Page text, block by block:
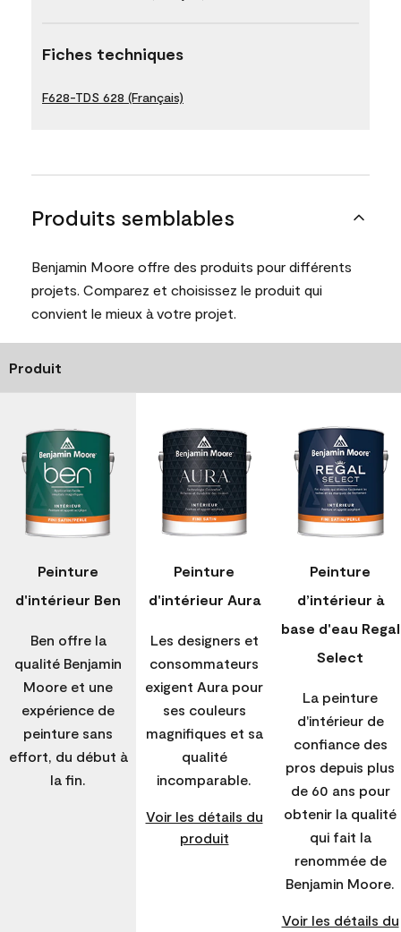
Fiches techniques
F628-TDS 628 (Français)
Produits semblables
Benjamin Moore offre des produits pour différents
projets. Comparez et choisissez le produit qui
convient le mieux à votre projet.
Produit
Peinture
d'intérieur Ben
Ben offre la
qualité Benjamin
Moore et une
expérience de
peinture sans
effort, du début à
la fin.
Peinture
d'intérieur Aura
Les designers et
consommateurs
exigent Aura pour
ses couleurs
magnifiques et sa
qualité
incomparable.
Voir les détails du
produit
Peinture
d’intérieur à
base d'eau Regal
Select
La peinture
d'intérieur de
confiance des
pros depuis plus
de 60 ans pour
obtenir la qualité
qui fait la
renommée de
Benjamin Moore.
Voir les détails du